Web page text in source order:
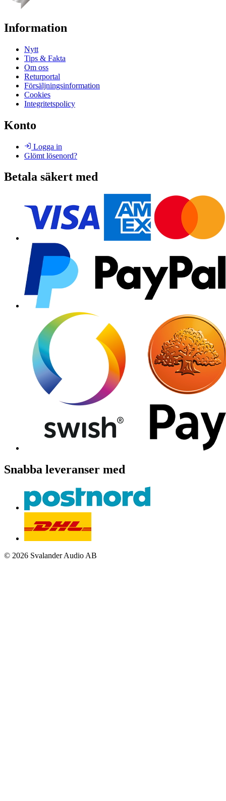
Information
Nytt
Tips & Fakta
Om oss
Returportal
Försäljningsinformation
Cookies
Integritetspolicy
Konto
Logga in
Glömt lösenord?
Betala säkert med
Snabba leveranser med
© 2026 Svalander Audio AB